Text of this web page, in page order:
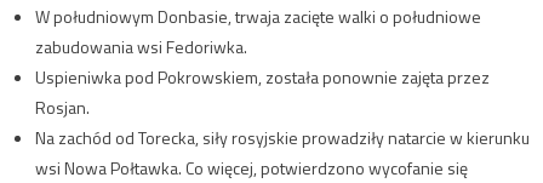
W południowym Donbasie, trwaja zacięte walki o południowe
zabudowania wsi Fedoriwka.
Uspieniwka pod Pokrowskiem, została ponownie zajęta przez
Rosjan.
Na zachód od Torecka, siły rosyjskie prowadziły natarcie w kierunku
wsi Nowa Połtawka. Co więcej, potwierdzono wycofanie się